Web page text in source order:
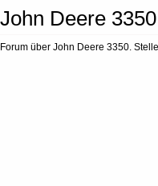
John Deere
Forum über John Deere 3350.